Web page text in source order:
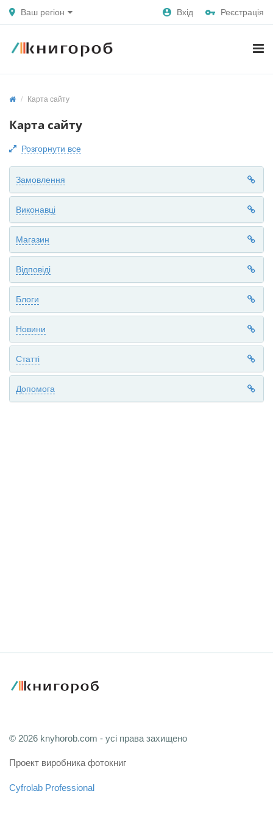
Ваш регіон Вхід Реєстрація
Карта сайту
Карта сайту
Розгорнути все
Замовлення
Виконавці
Магазин
Відповіді
Блоги
Новини
Статті
Допомога
© 2026 knyhorob.com - усі права захищено
Проект виробника фотокниг
Cyfrolab Professional